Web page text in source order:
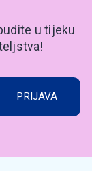
u tijeku
PRIJAVA